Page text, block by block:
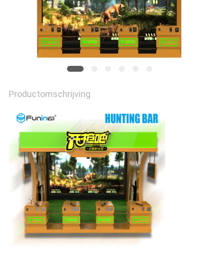
Productomschrijving